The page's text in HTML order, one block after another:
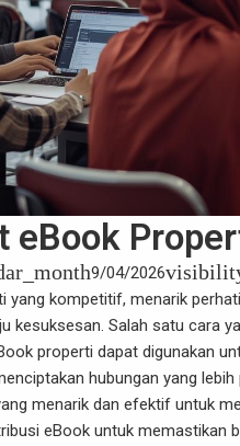
eBook
9/04/2026
yang kompetitif, menarik
kesuksesan. Salah satu cara
properti dapat digunakan
hubungan yang
menarik dan efektif untuk
eBook untuk memastikan